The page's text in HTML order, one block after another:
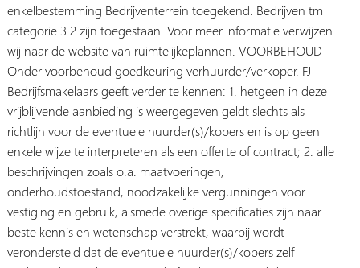
enkelbestemming Bedrijventerrein toegekend. Bedrijven tm
categorie 3.2 zijn toegestaan. Voor meer informatie verwijzen
wij naar de website van ruimtelijkeplannen. VOORBEHOUD
Onder voorbehoud goedkeuring verhuurder/verkoper. FJ
Bedrijfsmakelaars geeft verder te kennen: 1. hetgeen in deze
vrijblijvende aanbieding is weergegeven geldt slechts als
richtlijn voor de eventuele huurder(s)/kopers en is op geen
enkele wijze te interpreteren als een offerte of contract; 2. alle
beschrijvingen zoals o.a. maatvoeringen,
onderhoudstoestand, noodzakelijke vergunningen voor
vestiging en gebruik, alsmede overige specificaties zijn naar
beste kennis en wetenschap verstrekt, waarbij wordt
verondersteld dat de eventuele huurder(s)/kopers zelf